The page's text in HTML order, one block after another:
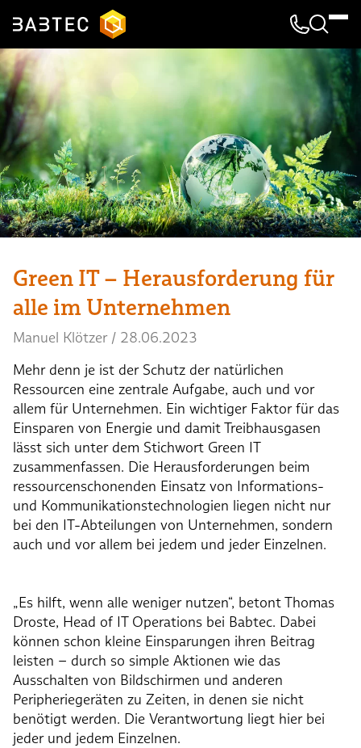
Suche
Kontakt &
Green IT – Herausforderung für
alle im Unternehmen
Manuel Klötzer/ 28.06.2023
Mehr denn je ist der Schutz der natürlichen
Ressourcen eine zentrale Aufgabe, auch und vor
allem für Unternehmen. Ein wichtiger Faktor für das
Einsparen von Energie und damit Treibhausgasen
lässt sich unter dem Stichwort Green IT
zusammenfassen. Die Herausforderungen beim
ressourcenschonenden Einsatz von Informations-
und Kommunikationstechnologien liegen nicht nur
bei den IT-Abteilungen von Unternehmen, sondern
auch und vor allem bei jedem und jeder Einzelnen.
„Es hilft, wenn alle weniger nutzen“, betont Thomas
Droste, Head of IT Operations bei Babtec. Dabei
können schon kleine Einsparungen ihren Beitrag
leisten – durch so simple Aktionen wie das
Ausschalten von Bildschirmen und anderen
Peripheriegeräten zu Zeiten, in denen sie nicht
benötigt werden. Die Verantwortung liegt hier bei
jeder und jedem Einzelnen.